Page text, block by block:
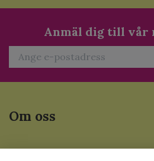
Anmäl dig till vår
Om oss